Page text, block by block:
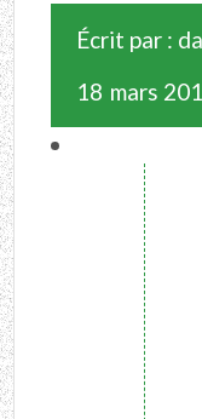
Écrit par :
18 mars